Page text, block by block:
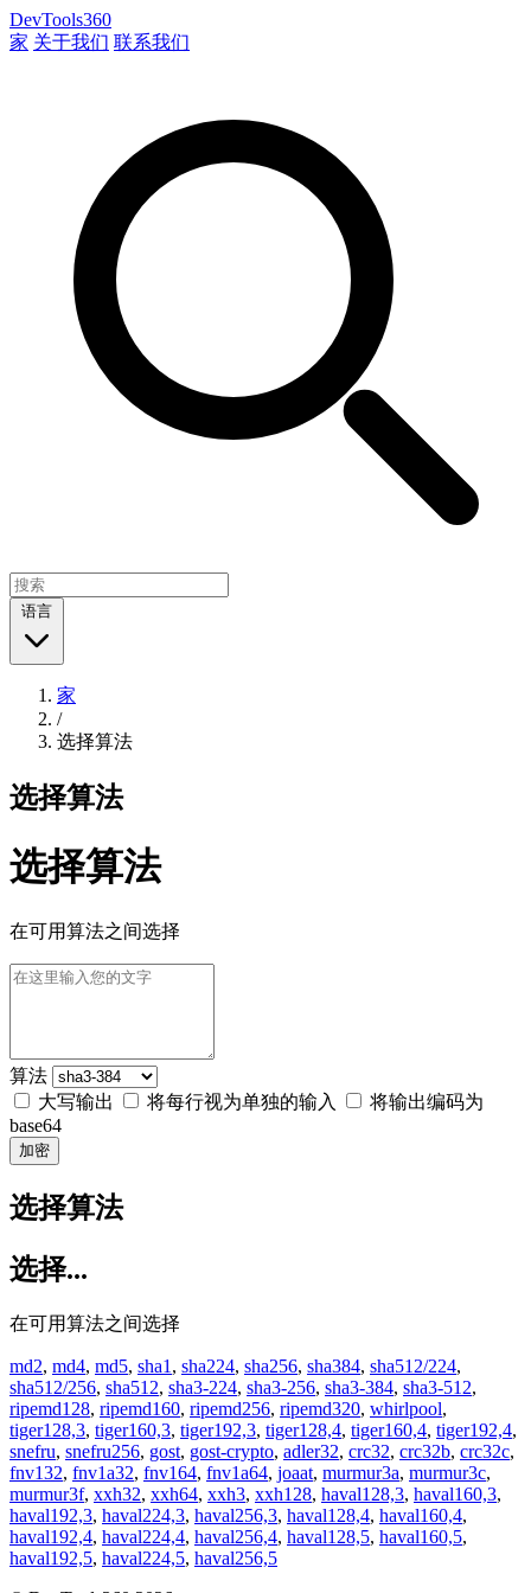
DevTools360
家 关于我们 联系我们
语言
家
/
选择算法
选择算法
选择算法
在可用算法之间选择
算法
大写输出
将每行视为单独的输入
将输出编码为
base64
加密
选择算法
选择...
在可用算法之间选择
md2, md4, md5, sha1 , sha224, sha256, sha384, sha512/224,
sha512/256, sha512, sha3-224, sha3-256, sha3-384, sha3-512,
ripemd128, ripemd160, ripemd256, ripemd320, whirlpool,
tiger128,3, tiger160,3, tiger192,3, tiger128,4, tiger160,4, tiger192,4,
snefru, snefru256, gost, gost-crypto, adler32, crc32, crc32b, crc32c,
fnv132, fnv1a32, fnv164, fnv1a64, joaat, murmur3a, murmur3c,
murmur3f, xxh32, xxh64, xxh3, xxh128, haval128,3, haval160,3,
haval192,3, haval224,3, haval256,3, haval128,4, haval160,4,
haval192,4, haval224,4, haval256,4, haval128,5, haval160,5,
haval192,5, haval224,5, haval256,5